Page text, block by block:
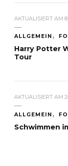
AKTUALISIERT AM
ALLGEMEIN
Harry Potter
Tour
AKTUALISIERT AM
ALLGEMEIN
Schwimmen